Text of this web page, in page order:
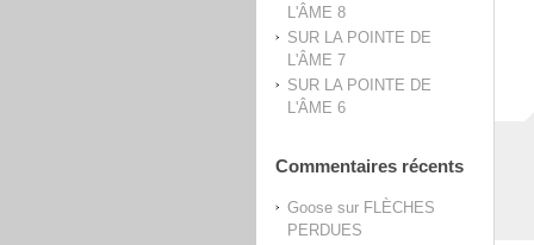
L'ÂME 8
SUR LA POINTE DE
L'ÂME 7
SUR LA POINTE DE
L'ÂME 6
Commentaires récents
Goosesur FLÈCHES
PERDUES